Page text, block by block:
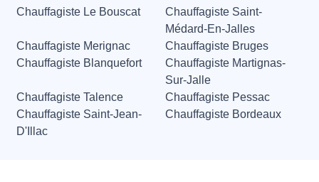
Chauffagiste Le Bouscat
Chauffagiste Saint-
Médard-En-Jalles
Chauffagiste Merignac
Chauffagiste Bruges
Chauffagiste Blanquefort
Chauffagiste Martignas-
Sur-Jalle
Chauffagiste Talence
Chauffagiste Pessac
Chauffagiste Saint-Jean-
D'Illac
Chauffagiste Bordeaux